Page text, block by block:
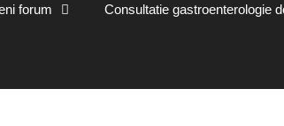
forum Consultatie gastroenterologie